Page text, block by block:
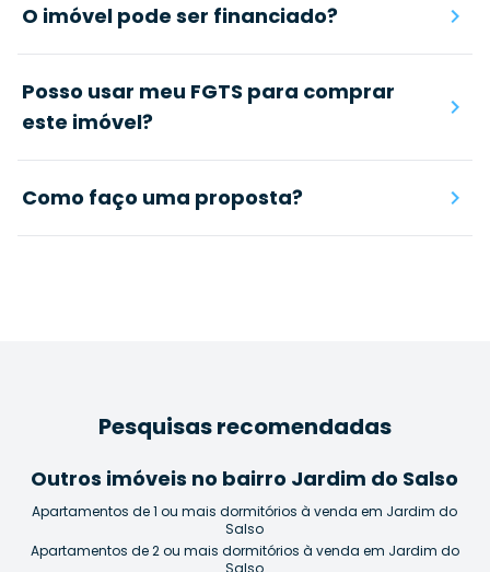
O imóvel pode ser financiado?
Posso usar meu FGTS para comprar
este imóvel?
Como faço uma proposta?
Pesquisas recomendadas
Outros imóveis no bairro Jardim do Salso
Apartamentos de 1 ou mais dormitórios à venda em Jardim do
Salso
Apartamentos de 2 ou mais dormitórios à venda em Jardim do
Salso